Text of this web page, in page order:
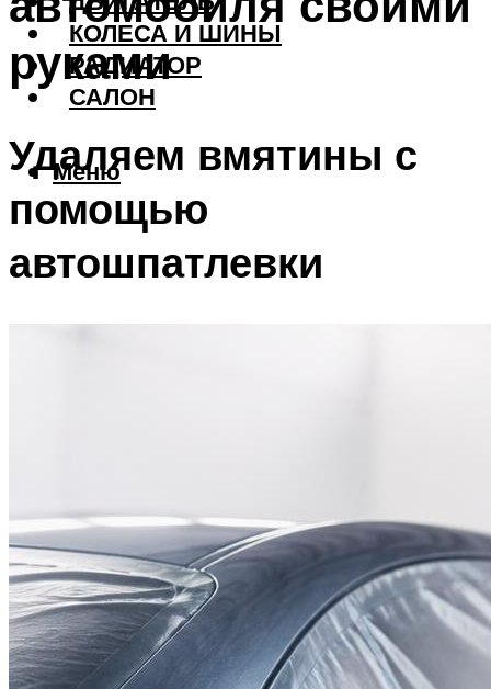
КОЛЕСА И ШИНЫ
РАДИАТОР
САЛОН
Меню
руками
Удаляем вмятины с
помощью
автошпатлевки